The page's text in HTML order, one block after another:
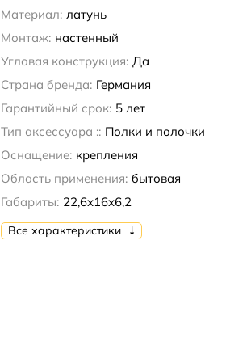
Материал: латунь
Монтаж: настенный
Угловая конструкция: Да
Страна бренда: Германия
Гарантийный срок: 5 лет
Тип аксессуара :: Полки и полочки
Оснащение: крепления
Область применения: бытовая
Габариты: 22,6x16x6,2
Все характеристики